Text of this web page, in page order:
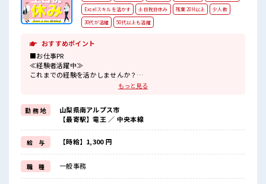
Excelスキルを活かす
土日祝日休み 残業 20H以上
少人数
30代が活躍
50代以上も活躍
おすすめポイント
■お仕事PR
≪経験者活躍中≫
これまでの経験を活かしませんか？
≪稼ぎたい人向け≫
高収入を希望される方にオススメ。
残業は月20時間以上あります♪
≪完全週休二日制≫
週末は家族や友人と一緒にプライベート満喫！
制服があると毎日の服選びに悩まずOK♪
≪自分に向いている仕事が探せる≫
困った事などがあれば、
担当がしっかりサポートします！
もっと見る
勤 務 地
山梨県南アルプス市
【最寄駅】竜王 ／ 中央本線
給 与 【時給】1,300 円
職 種 一般事務